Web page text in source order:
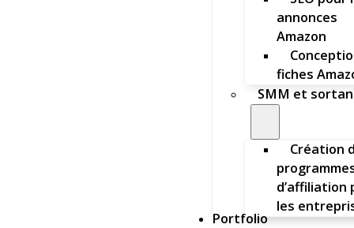
annonces
Amazon
fiches
SMM et
Création
d’affiliation
les
Portfolio